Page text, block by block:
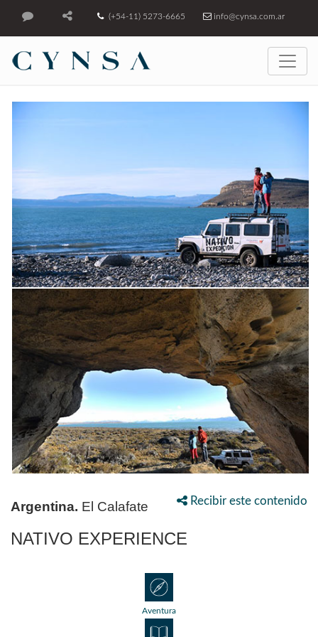
(+54-11) 5273-6665 info@cynsa.com.ar
Recibir este contenido
Argentina. El Calafate
NATIVO EXPERIENCE
Aventura